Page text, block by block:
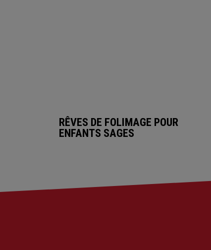
RÊVES DE FOLIMAGE POUR
ENFANTS SAGES